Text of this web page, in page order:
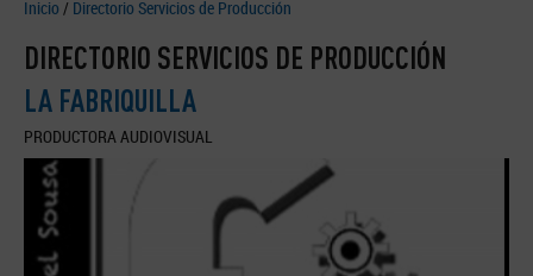
Inicio / Directorio Servicios de Producción
DIRECTORIO SERVICIOS DE PRODUCCIÓN
LA FABRIQUILLA
PRODUCTORA AUDIOVISUAL